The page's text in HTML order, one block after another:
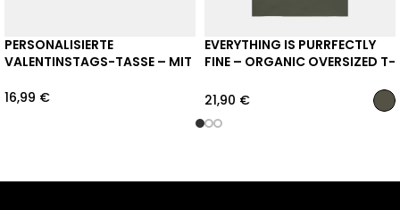
PERSONALISIERTE
VALENTINSTAGS-TASSE – MIT
16,99 €
EVERYTHING IS PURRFECTLY
FINE – ORGANIC OVERSIZED T-
21,90 €